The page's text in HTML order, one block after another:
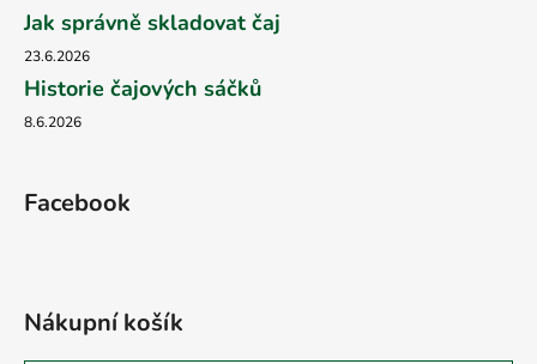
Jak správně skladovat čaj
23.6.2026
Historie čajových sáčků
8.6.2026
Facebook
Nákupní košík